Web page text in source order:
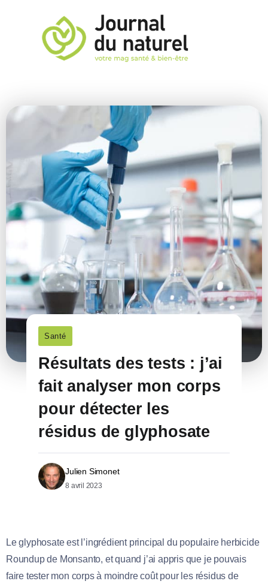
Santé
Résultats des tests : j’ai
fait analyser mon corps
pour détecter les
résidus de glyphosate
Julien Simonet
8 avril 2023
Le glyphosate est l’ingrédient principal du populaire herbicide
Roundup de Monsanto, et quand j’ai appris que je pouvais
faire tester mon corps à moindre coût pour les résidus de